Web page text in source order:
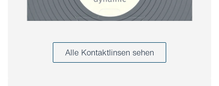
Alle Kontaktlinsen sehen